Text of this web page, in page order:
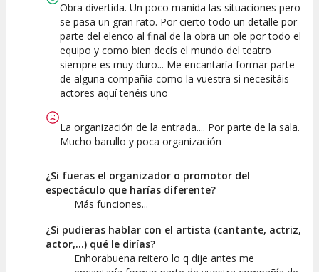
Obra divertida. Un poco manida las situaciones pero
se pasa un gran rato. Por cierto todo un detalle por
parte del elenco al final de la obra un ole por todo el
equipo y como bien decís el mundo del teatro
siempre es muy duro... Me encantaría formar parte
de alguna compañía como la vuestra si necesitáis
actores aquí tenéis uno
La organización de la entrada.... Por parte de la sala.
Mucho barullo y poca organización
¿Si fueras el organizador o promotor del
espectáculo que harías diferente?
Más funciones...
¿Si pudieras hablar con el artista (cantante, actriz,
actor,...) qué le dirías?
Enhorabuena reitero lo q dije antes me